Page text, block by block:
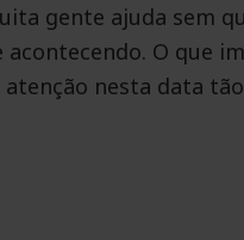
gente ajuda sem
O que
nesta data